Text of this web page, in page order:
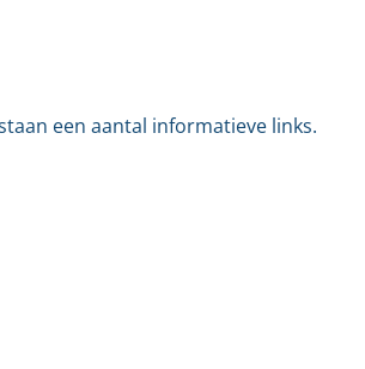
een aantal informatieve links.